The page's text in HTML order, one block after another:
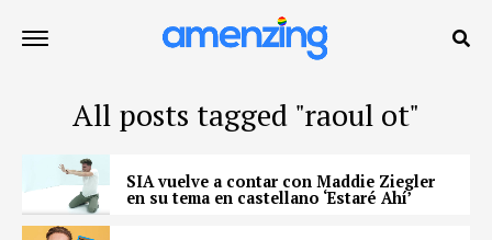
All posts tagged "raoul ot"
SIA vuelve a contar con Maddie Ziegler
en su tema en castellano ‘Estaré Ahí’